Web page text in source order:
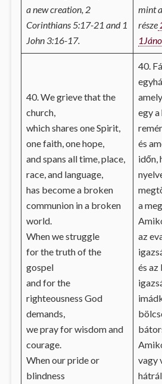
a new creation, 2
Corinthians 5:17-21 and 1
John 3:16-17.
mint
része
40. We grieve that the
church,
which shares one Spirit,
one faith, one hope,
and spans all time, place,
race, and language,
has become a broken
communion in a broken
world.
When we struggle
for the truth of the
gospel
and for the
righteousness God
demands,
we pray for wisdom and
courage.
When our pride or
blindness
40.
egy a
és
időn,
a
az
és
vagy